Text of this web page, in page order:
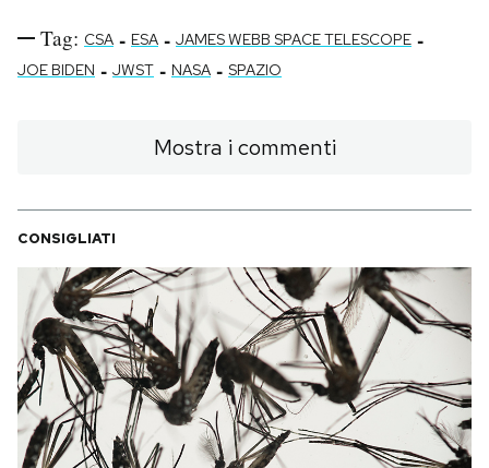
Tag: CSA - ESA - JAMES WEBB SPACE TELESCOPE -
JOE BIDEN - JWST - NASA - SPAZIO
Mostra i commenti
CONSIGLIATI